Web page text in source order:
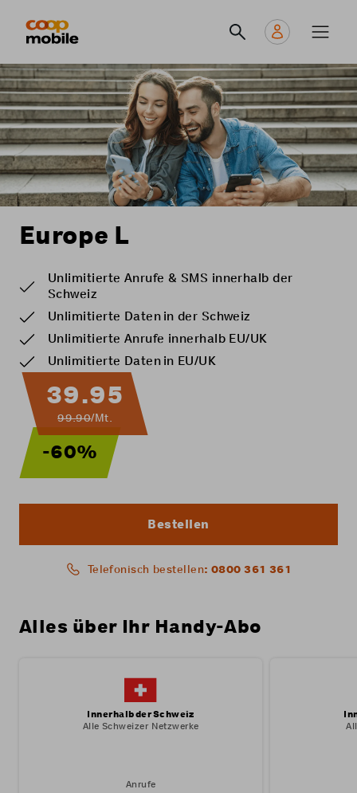
content
page
principale
Europe L
Unlimitierte Anrufe & SMS innerhalb der
Schweiz
Unlimitierte Daten in der Schweiz
Unlimitierte Anrufe innerhalb EU/UK
Unlimitierte Daten in EU/UK
39.95
99.90/Mt.
-60%
Bestellen
Telefonisch bestellen: 0800 361 361
Alles über Ihr Handy-Abo
Innerhalb der Schweiz
Alle Schweizer Netzwerke
Anrufe